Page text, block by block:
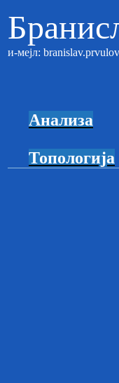
и-мејл:
Анализа
Топологија